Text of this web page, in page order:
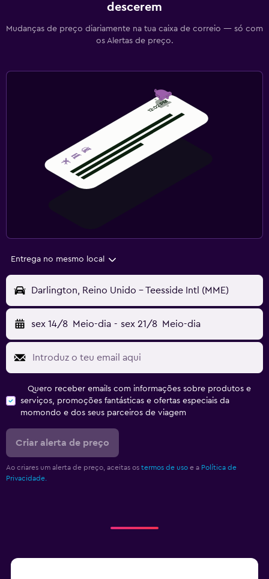
descerem
Mudanças de preço diariamente na tua caixa de correio — só com
os Alertas de preço.
Entrega no mesmo local
Darlington, Reino Unido - Teesside Intl (MME)
sex 14/8 Meio-dia - sex 21/8 Meio-dia
Quero receber emails com informações sobre produtos e
serviços, promoções fantásticas e ofertas especiais da
momondo e dos seus parceiros de viagem
Criar alerta de preço
Ao criares um alerta de preço, aceitas os termos de uso e a Política de
Privacidade.